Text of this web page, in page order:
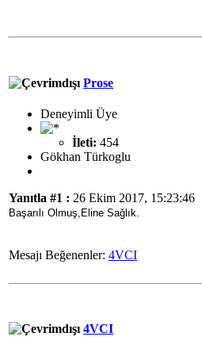
Prose
Deneyimli Üye
İleti: 454
Gökhan Türkoglu
Yanıtla #1 : 26 Ekim 2017, 15:23:46
Başarılı Olmuş,Eline Sağlık.
Mesajı Beğenenler: 4VCI
4VCI